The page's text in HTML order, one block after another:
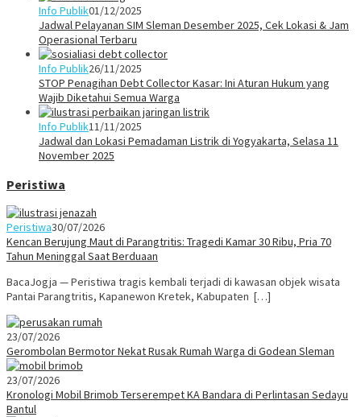
Info Publik01/12/2025
Jadwal Pelayanan SIM Sleman Desember 2025, Cek Lokasi & Jam
Operasional Terbaru
Info Publik26/11/2025
STOP Penagihan Debt Collector Kasar: Ini Aturan Hukum yang
Wajib Diketahui Semua Warga
Info Publik11/11/2025
Jadwal dan Lokasi Pemadaman Listrik di Yogyakarta, Selasa 11
November 2025
Peristiwa
Peristiwa30/07/2026
Kencan Berujung Maut di Parangtritis: Tragedi Kamar 30 Ribu, Pria 70
Tahun Meninggal Saat Berduaan
BacaJogja — Peristiwa tragis kembali terjadi di kawasan objek wisata
Pantai Parangtritis, Kapanewon Kretek, Kabupaten […]
23/07/2026
Gerombolan Bermotor Nekat Rusak Rumah Warga di Godean Sleman
23/07/2026
Kronologi Mobil Brimob Terserempet KA Bandara di Perlintasan Sedayu
Bantul